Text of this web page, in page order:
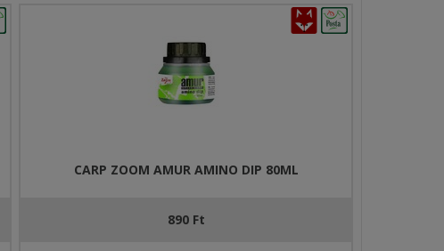
CARP ZOOM AMUR AMINO DIP 80ML
890 Ft